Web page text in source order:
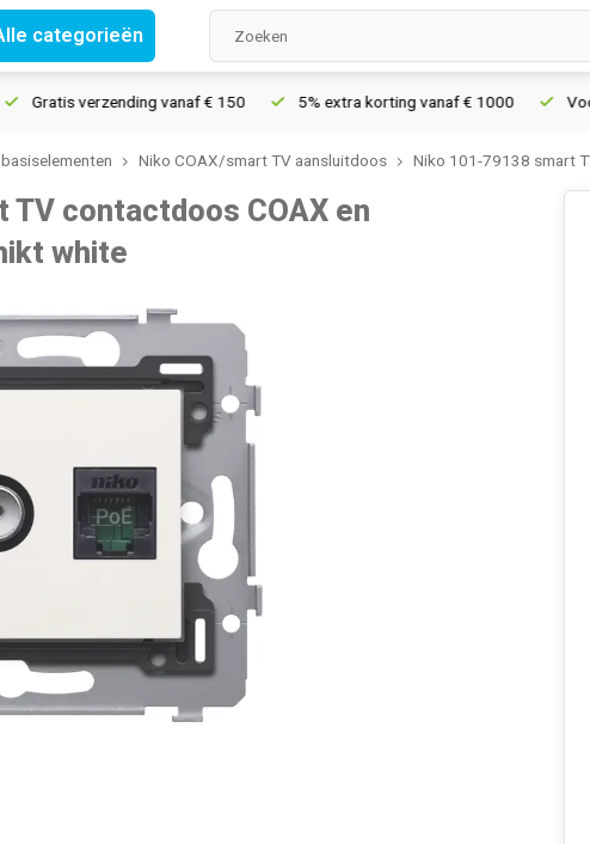
categorieën
verzending vanaf € 150 5% extra korting vanaf € 1000 Voor
Niko COAX/smart TV aansluitdoos Niko 101-79138 smart
contactdoos COAX en
white